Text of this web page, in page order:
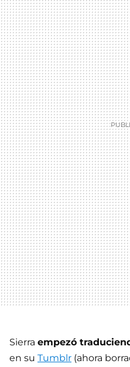
Sierra empezó
en su Tumblr (ahora